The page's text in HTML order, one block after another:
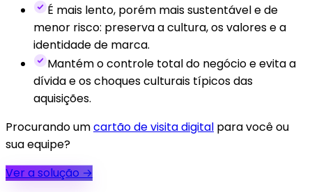
É mais lento, porém mais sustentável e de
menor risco: preserva a cultura, os valores e a
identidade de marca.
Mantém o controle total do negócio e evita a
dívida e os choques culturais típicos das
aquisições.
Procurando umcartão de visita digital para você ou
sua equipe?
Ver a solução →